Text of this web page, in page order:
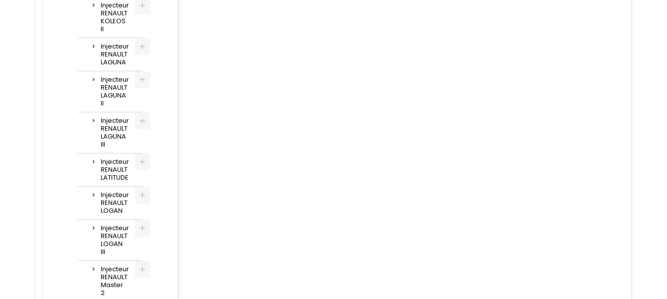
Injecteur
RENAULT
KOLEOS
II
Injecteur
RENAULT
LAGUNA
Injecteur
RENAULT
LAGUNA
II
Injecteur
RENAULT
LAGUNA
III
Injecteur
RENAULT
LATITUDE
Injecteur
RENAULT
LOGAN
Injecteur
RENAULT
LOGAN
III
Injecteur
RENAULT
Master
2